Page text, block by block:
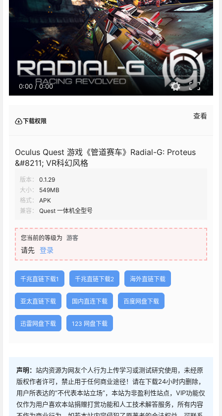
0:00 / 0:00
下载权限
查看
Oculus Quest 游戏《管道赛车》Radial-G: Proteus
&#8211; VR科幻风格
版本：
0.1.29
大小：
549MB
格式：
APK
兼容：
Quest 一体机全型号
您当前的等级为 游客
请先 登录
千兆直链下载1 千兆直链下载2 海外直链下载
亚太直链下载 国内直连下载 百度网盘下载
迅雷网盘下载 123 网盘下载
声明： 站内资源为网友个人行为上传学习或测试研究使用，未经原
版权作者许可，禁止用于任何商业途径！请在下载24小时内删除，
用户所表达的“不代表本站立场”，本站为非盈利性站点，VIP功能仅
仅作为用户喜欢本站捐赠打赏功能和人工技术解答服务，所有内容